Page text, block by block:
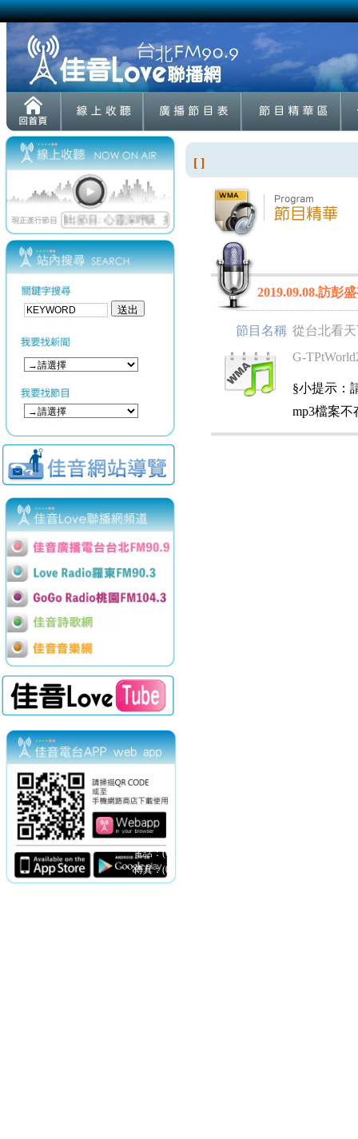
[ ]
2019.09.08.訪彭
節目名稱 從台北看
G-
§小提示：
mp3檔案不
電話：(02)2369-9050
傳真：(02)2362-7816